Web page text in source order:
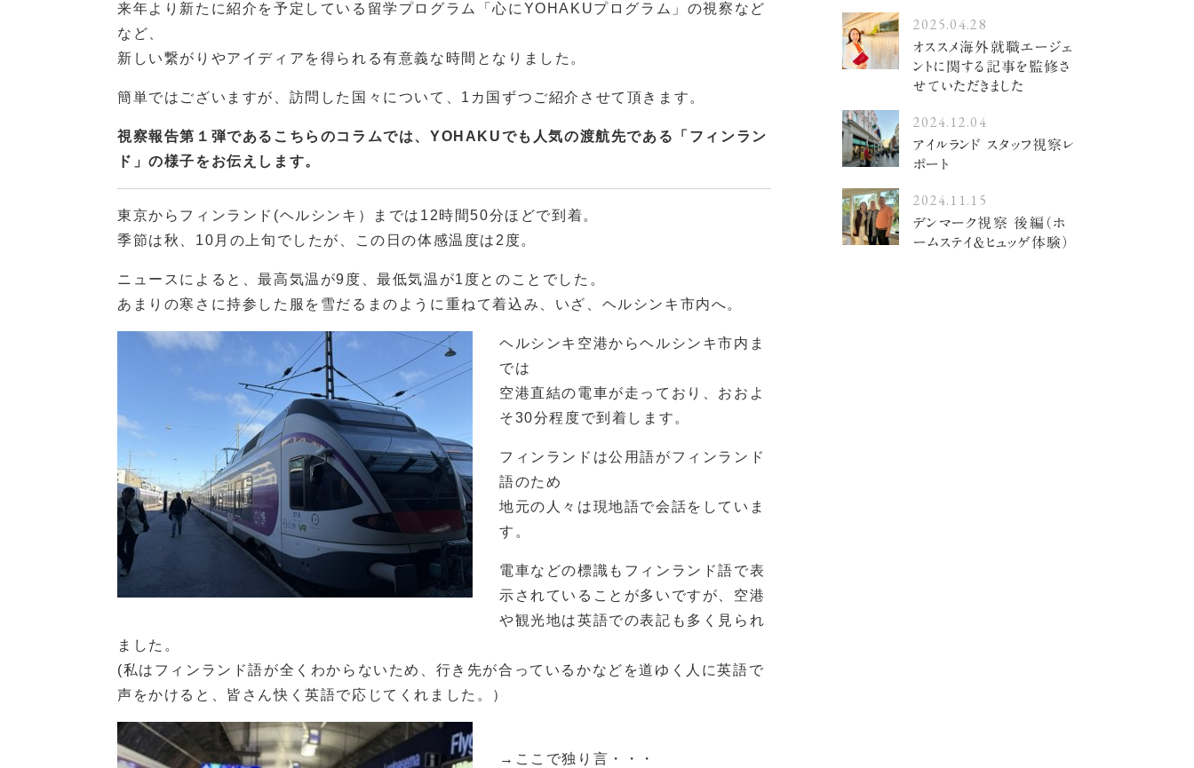
来年より新たに紹介を予定している留学プログラム「心にYOHAKUプログラム」の視察など
など、
新しい繋がりやアイディアを得られる有意義な時間となりました。
簡単ではございますが、訪問した国々について、1カ国ずつご紹介させて頂きます。
視察報告第１弾であるこちらのコラムでは、YOHAKUでも人気の渡航先である「フィンラン
ド」の様子をお伝えします。
東京からフィンランド(ヘルシンキ）までは12時間50分ほどで到着。
季節は秋、10月の上旬でしたが、この日の体感温度は2度。
ニュースによると、最高気温が9度、最低気温が1度とのことでした。
あまりの寒さに持参した服を雪だるまのように重ねて着込み、いざ、ヘルシンキ市内へ。
ヘルシンキ空港からヘルシンキ市内ま
では
空港直結の電車が走っており、おおよ
そ30分程度で到着します。
フィンランドは公用語がフィンランド
語のため
地元の人々は現地語で会話をしていま
す。
電車などの標識もフィンランド語で表
示されていることが多いですが、空港
や観光地は英語での表記も多く見られ
ました。
(私はフィンランド語が全くわからないため、行き先が合っているかなどを道ゆく人に英語で
声をかけると、皆さん快く英語で応じてくれました。）
→ここで独り言・・・
2025.04.28
オススメ海外就職エージェ
ントに関する記事を監修さ
せていただきました
2024.12.04
アイルランド スタッフ視察レ
ポート
2024.11.15
デンマーク視察 後編（ホ
ームステイ＆ヒュッゲ体験）